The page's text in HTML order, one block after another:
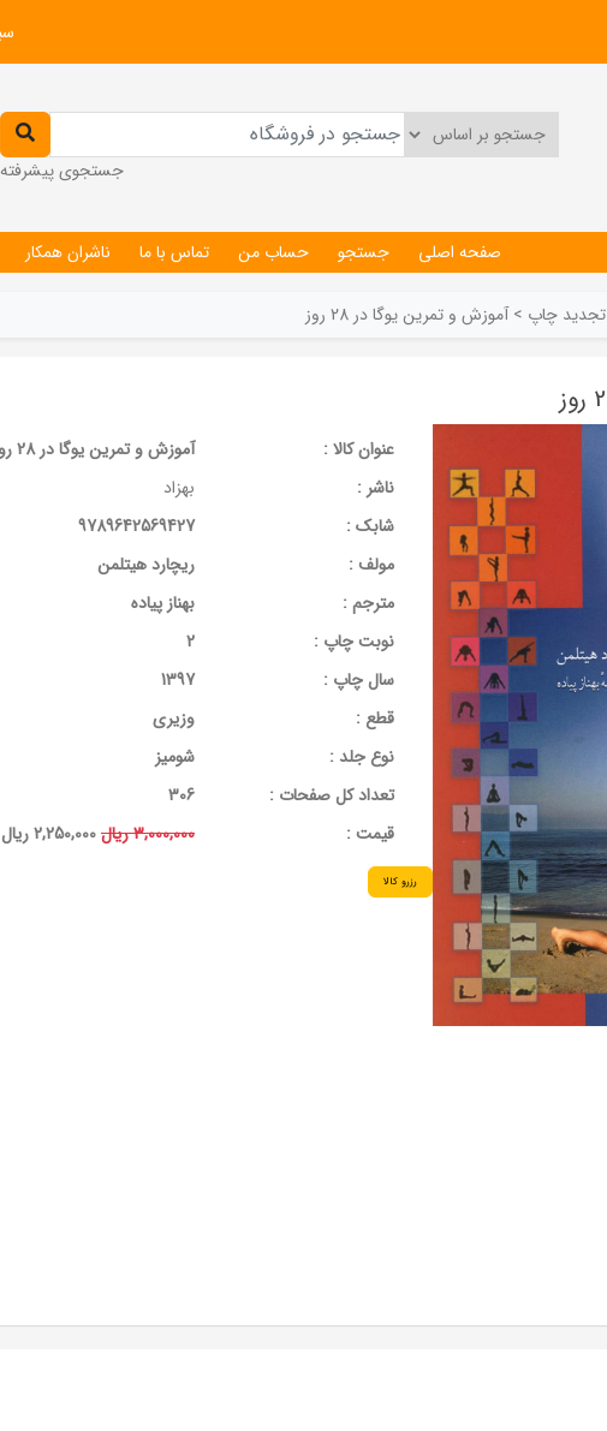
جستجوی پیشرفته
صفحه اصلی جستجو حساب من تماس با ما ناشران همکار
تجدید چاپ > آموزش و تمرین یوگا در 28 روز
عنوان کالا :
آموزش و تمرین یوگا در 28 روز (بهزاد)
ناشر :
بهزاد
شابک :
9789642569427
مولف :
ریچارد هیتلمن
مترجم :
بهناز پیاده
نوبت چاپ :
2
سال چاپ :
1397
قطع :
وزیری
نوع جلد :
شومیز
تعداد کل صفحات :
306
قيمت :
3,000,000 ریال 2,250,000 ریال
رزرو کالا